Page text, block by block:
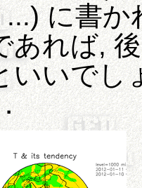
に書
あれば,
いいでし